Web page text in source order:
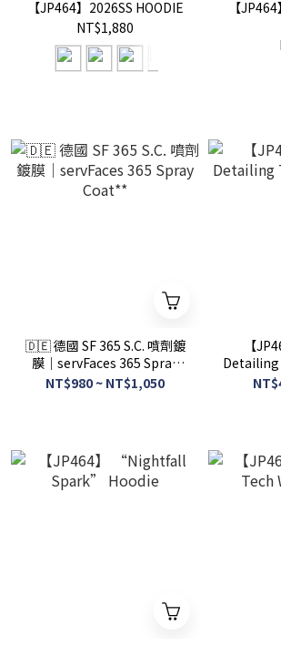
【JP464】2026SS HOODIE
NT$1,880
【
🇩🇪 德國 SF 365 S.C. 噴劑鍍
膜｜servFaces 365 Spray
Coat**
NT$980 ~ NT$1,050
【